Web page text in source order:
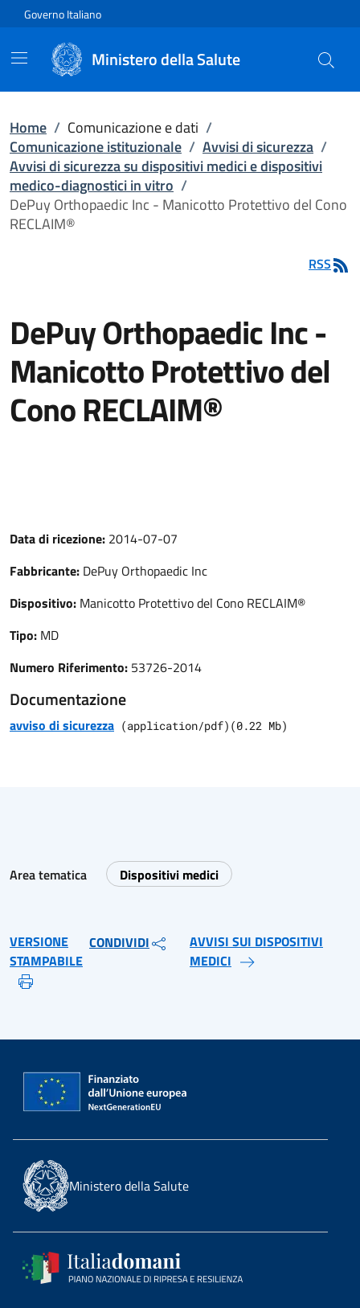
Vai direttamente al contenuto
Governo Italiano
Ministero della Salute
Home / Comunicazione e dati /
Comunicazione istituzionale / Avvisi di sicurezza /
Avvisi di sicurezza su dispositivi medici e dispositivi
medico-diagnostici in vitro /
DePuy Orthopaedic Inc - Manicotto Protettivo del Cono
RECLAIM®
RSS
DePuy Orthopaedic Inc -
Manicotto Protettivo del
Cono RECLAIM®
Data di ricezione: 2014-07-07
Fabbricante: DePuy Orthopaedic Inc
Dispositivo: Manicotto Protettivo del Cono RECLAIM®
Tipo: MD
Numero Riferimento: 53726-2014
Documentazione
avviso di sicurezza (application/pdf) (0.22 Mb)
Area tematica Dispositivi medici
VERSIONE
STAMPABILE
CONDIVIDI
AVVISI SUI DISPOSITIVI
MEDICI
Ministero della Salute